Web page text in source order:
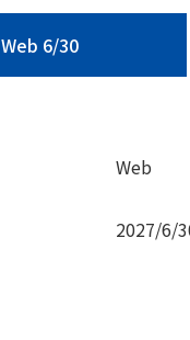
Web 6/30
Web
2027/6/